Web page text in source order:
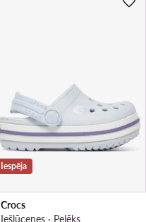
Iespēja
Crocs
Iešļūcenes · Pelēks